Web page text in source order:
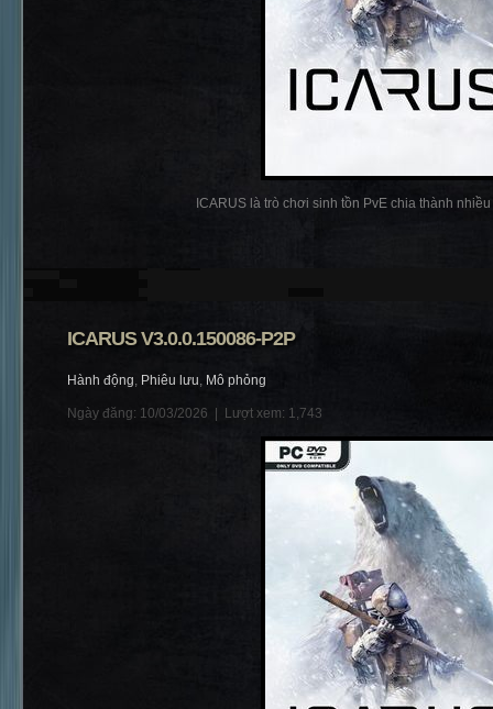
ICARUS là trò chơi sinh tồn PvE chia thành
ICARUS V3.0.0.150086-P2P
Hành động, Phiêu lưu, Mô phỏng
Ngày đăng: 10/03/2026 | Lượt xem: 1,743